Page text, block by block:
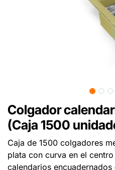
Colgador
(Caja 1500
Caja de 1500 colgadores
plata con curva en el
calendarios